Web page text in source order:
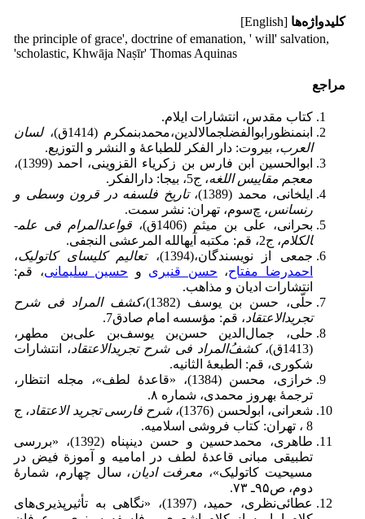
کلیدواژه‌ها [English]
the principle of grace', doctrine of emanation, ' will' salvation,
'scholastic, Khwāja Naṣīr' Thomas Aquinas
مراجع
کتاب مقدس، انتشارات ایلام.
ابنمنظورابوالفضلجمالالدین،محمدبنمکرم (1414ق)،
لسان
العرب، بیروت: دار الفکر للطباعۀ و النشر و التوزیع.
ابوالحسین ابن فارس بن زکریاء القزوینی، احمد (1399)،
معجم مقاییس اللغه، ج5، بی­جا: دارالفکر.
ایلخانی، محمد (1389)،
تاریخ فلسفه در قرون وسطی و
رنسانس، چ‌سوم، تهران: نشر سمت.
بحرانی، علی بن میثم (1406ق)،
قواعدالمرام فی علم­
الکلام، ج2، قم: مکتبه آیه­الله المرعشی النجفی.
جمعی از نویسندگان،(1394)،
تعالیم کلیسای کاتولیک،
احمدرضا مفتاح، حسن قنبری و حسین سلیمانی، قم:
انتشارات ادیان و مذاهب.
حلّى، حسن بن یوسف (1382)،
کشف المراد فى شرح
تجریدالاعتقاد، قم: مؤسسه امام صادق7.
حلی، جمال‌الدین حسن‌بن یوسف‌بن علی‌بن مطهر،
(1413ق)،
کشفُ‌المراد فی شرح تجریدالاعتقاد، انتشارات
شکوری، قم: الطبعۀ الثانیه.
خرازی، محسن (1384)، «قاعدۀ لطف»، مجله انتظار،
ترجمۀ بهروز محمدی، شماره ۸.
شعرانی، ابولحسن (1376)،
شرح فارسی تجرید الاعتقاد، ج
8 ، تهران: کتاب فروشی اسلامیه.
طاهری، محمدحسین و حسن دین­پناه (1392)، «بررسی
تطبیقی مبانی قاعدۀ لطف در امامیه و آموزة فیض در
مسیحیت کاتولیک»، معرفت ادیان، سال چهارم، شمارۀ
دوم، ص۹۵ـ ۷۳.
عطائی‌نظری، حمید، (1397)، «نگاهی به تأثیرپذیری‌های‌